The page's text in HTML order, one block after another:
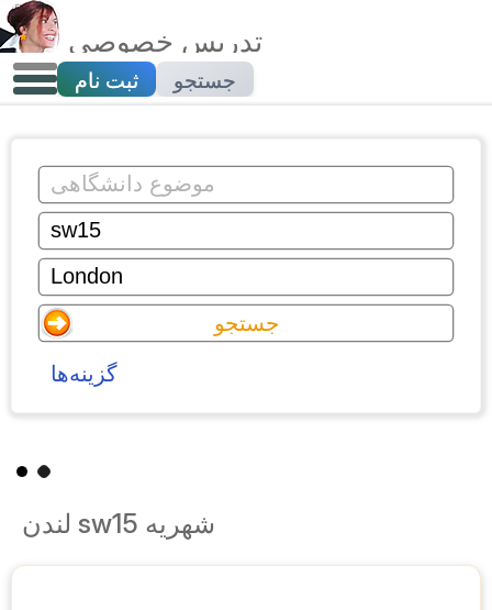
تدریس خصوصی
ثبت نام جستجو
گزینه‌ها
شهریه sw15 لندن